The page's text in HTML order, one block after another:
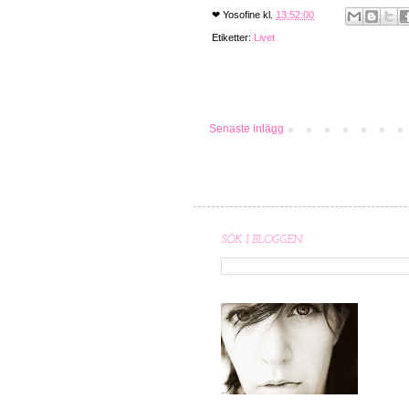
❤ Yosofine kl. 13:52:00
Etiketter: Livet
Senaste inlägg
SÖK I BLOGGEN